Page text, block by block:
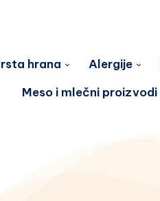
hrana Alergije
Meso i mlečni proizvodi